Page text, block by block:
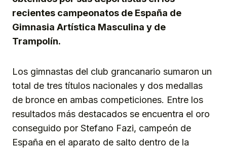
recientes campeonatos de España de
Gimnasia Artística Masculina y de
Trampolín.
Los gimnastas del club grancanario sumaron un
total de tres títulos nacionales y dos medallas
de bronce en ambas competiciones. Entre los
resultados más destacados se encuentra el oro
conseguido por Stefano Fazi, campeón de
España en el aparato de salto dentro de la